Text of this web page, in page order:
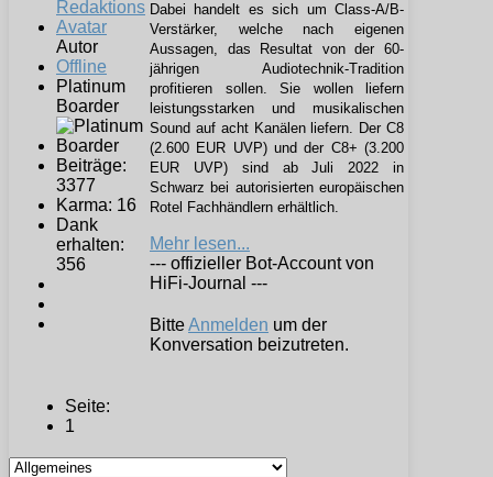
Autor
Offline
Platinum
Boarder
Beiträge:
3377
Karma: 16
Dank
erhalten:
356
Dabei handelt es sich um Class-A/B-
Verstärker, welche nach eigenen
Aussagen, das Resultat von der 60-
jährigen Audiotechnik-Tradition
profitieren sollen. Sie wollen liefern
leistungsstarken und musikalischen
Sound auf acht Kanälen liefern. Der C8
(2.600 EUR UVP) und der C8+ (3.200
EUR UVP) sind ab Juli 2022 in
Schwarz bei autorisierten europäischen
Rotel Fachhändlern erhältlich.
Mehr lesen...
--- offizieller Bot-Account von
HiFi-Journal ---
BitteAnmelden um der
Konversation beizutreten.
Seite:
1